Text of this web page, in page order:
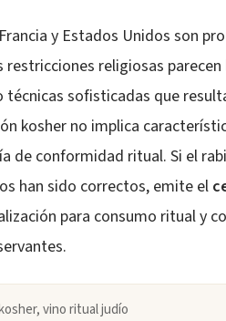
y Estados Unidos son
restricciones religiosas
técnicas sofisticadas que
kosher no implica
de conformidad ritual. Si el
han sido correctos, emite el
para consumo ritual y
vino ritual judío